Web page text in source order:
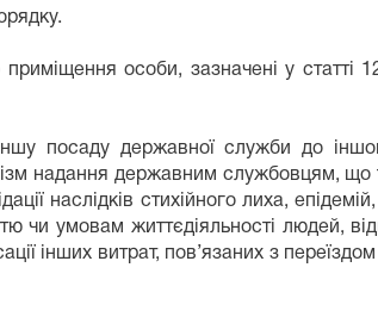
особи, зазначені у статті
посаду державної служби до
надання державним службовцям, що
наслідків стихійного лиха,
чи умовам життєдіяльності людей,
інших витрат, пов’язаних з